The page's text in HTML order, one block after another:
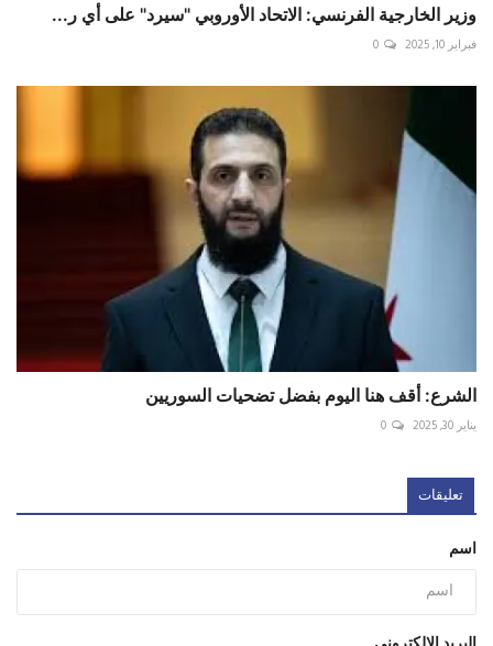
وزير الخارجية الفرنسي: الاتحاد الأوروبي "سيرد" على أي ر...
فبراير 10, 2025 0
الشرع: أقف هنا اليوم بفضل تضحيات السوريين
يناير 30, 2025 0
تعليقات
اسم